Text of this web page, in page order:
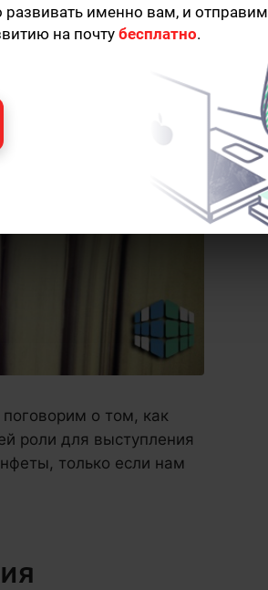
о том, как
роли для выступления
только если нам
именно вам, и отправим
на почту бесплатно.